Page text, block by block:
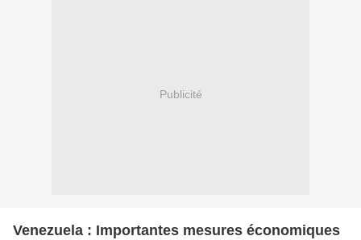
Publicité
Venezuela : Importantes mesures économiques